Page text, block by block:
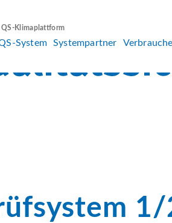
QS-Klimaplattform
System Systempartner